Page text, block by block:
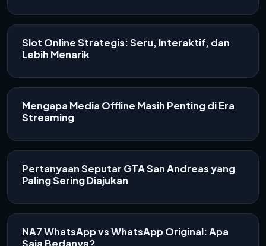
Slot Online Strategis: Seru, Interaktif, dan
Lebih Menarik
Mengapa Media Offline Masih Penting di Era
Streaming
Pertanyaan Seputar GTA San Andreas yang
Paling Sering Diajukan
NA7 WhatsApp vs WhatsApp Original: Apa